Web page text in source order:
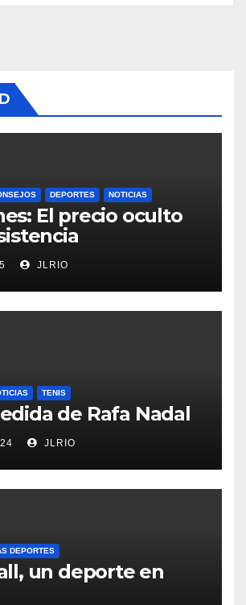
DEPORTES NOTICIAS
El precio oculto
JLRIO
TENIS
de Rafa Nadal
JLRIO
DEPORTES
un deporte en